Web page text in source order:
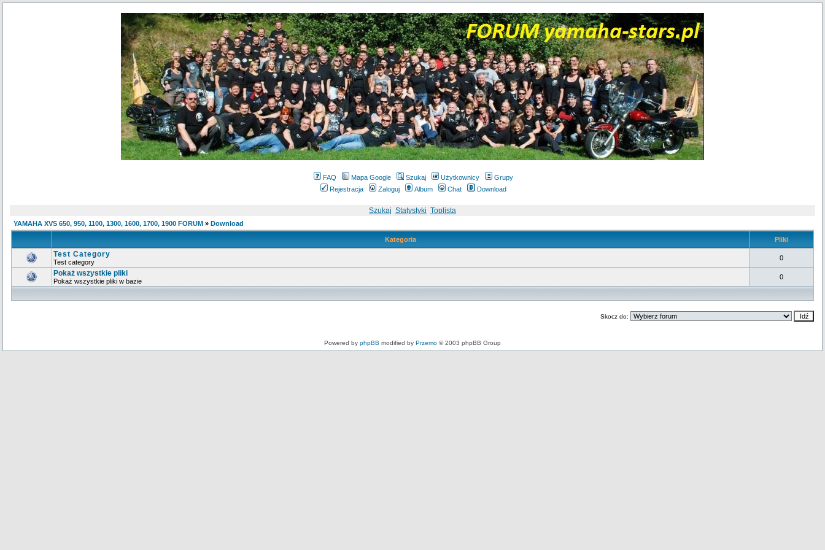
FAQ Mapa Google Szukaj Użytkownicy
Grupy
Rejestracja
Zaloguj Album Chat Download
Szukaj Statystyki Toplista
YAMAHA XVS 650, 950, 1100, 1300, 1600, 1700, 1900 FORUM » Download
Kategoria Pliki
Test Category
Test category
0
Pokaż wszystkie pliki
Pokaż wszystkie pliki w bazie
0
Skocz do:
Powered by phpBB modified by Przemo © 2003 phpBB Group